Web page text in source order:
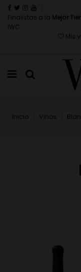
Finalistas a la Mejor
IWC
Mis
Inicio Vinos